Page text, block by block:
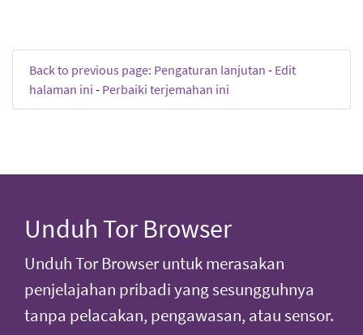
Back to previous page: Pengaturan lanjutan - Edit
halaman ini - Perbaiki terjemahan ini
Unduh Tor Browser
Unduh Tor Browser untuk merasakan
penjelajahan pribadi yang sesungguhnya
tanpa pelacakan, pengawasan, atau sensor.